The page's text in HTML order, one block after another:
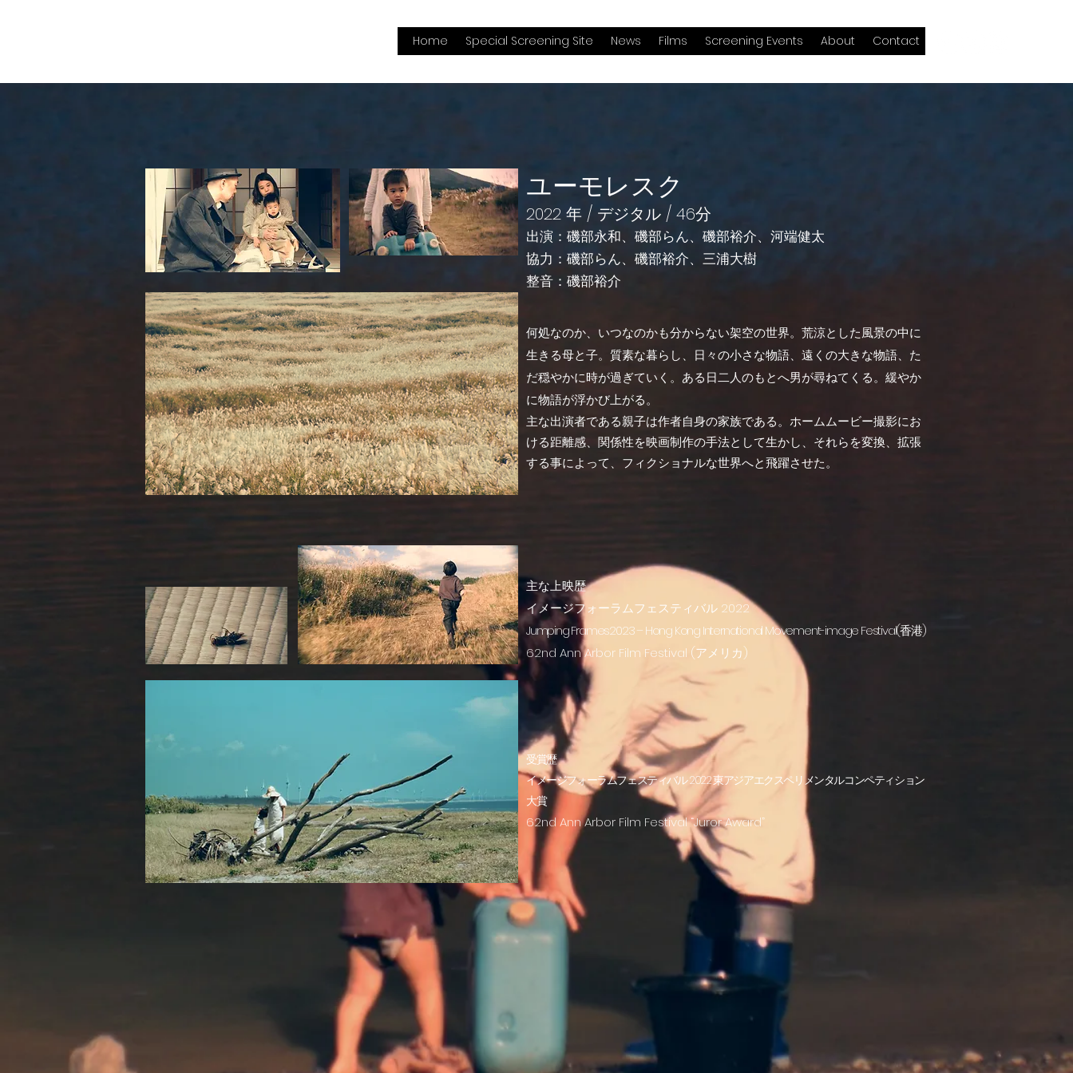
Home Special Screening Site News Films Screening Events About Contact
ユーモレスク
2022 年 / デジタル / 46分
出演：磯部永和、磯部らん、磯部裕介、河端健太
協力：磯部らん、磯部裕介、三浦大樹
​整音：磯部裕介
何処なのか、いつなのかも分からない架空の世界。荒涼とした風景の中に
生きる母と子。 質素な暮らし、日々の小さな物語、遠くの大きな物語、た
だ穏やかに時が過ぎていく。ある日二人のもとへ男が尋ねてくる。緩やか
に物語が浮かび上がる。
主な出演者である親子は作者自身の家族である。ホームムービー撮影にお
ける距離感、関係性を映画制作の手法として生かし、それらを変換、拡張
する事によって、フィクショナルな世界へと飛躍させた。
主な上映歴
イメージフォーラムフェスティバル 2022
Jumping Frames2023 – Hong Kong International Movement-image Festival(香港)
62nd Ann Arbor Film Festival (アメリカ)
受賞歴
イメージフォーラムフェスティバル 2022 東アジアエクスペリメンタルコンペティション
大賞
62nd Ann Arbor Film Festival “Juror Award”